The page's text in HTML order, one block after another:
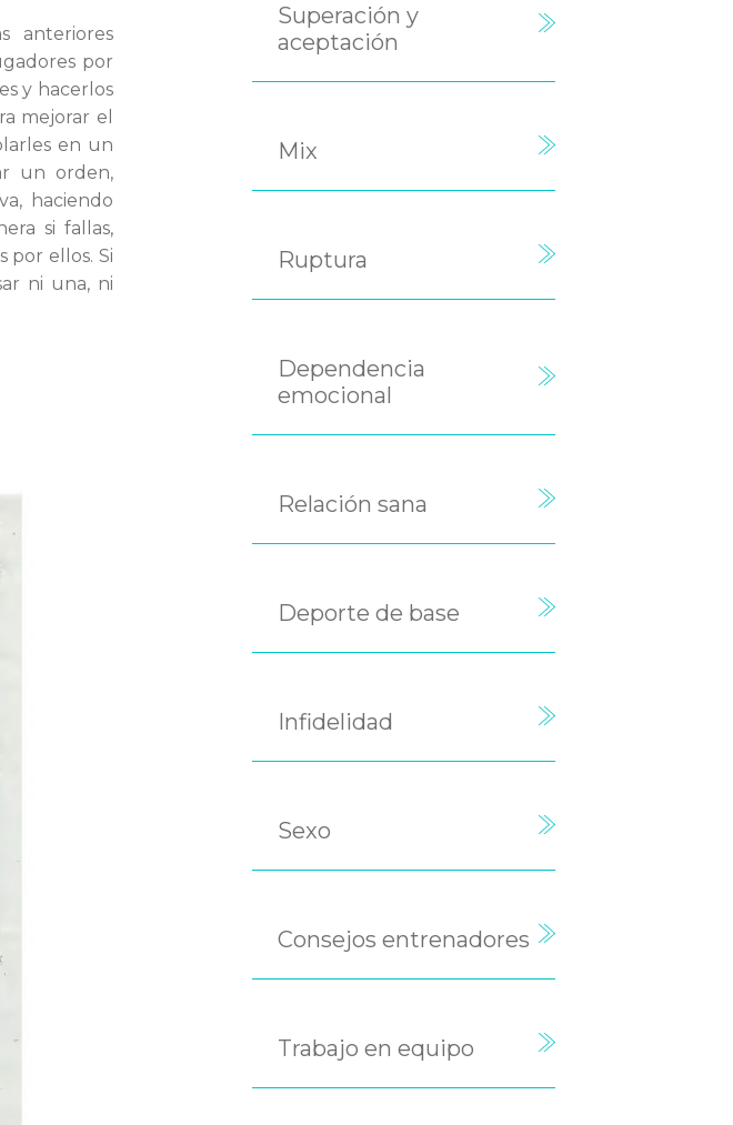
anteriores
por
y hacerlos
mejorar el
en un
un orden,
haciendo
si fallas,
por ellos. Si
ni una, ni
Superación y
aceptación
Mix
Ruptura
Dependencia
emocional
Relación sana
Deporte de base
Infidelidad
Sexo
Consejos entrenadores
Trabajo en equipo